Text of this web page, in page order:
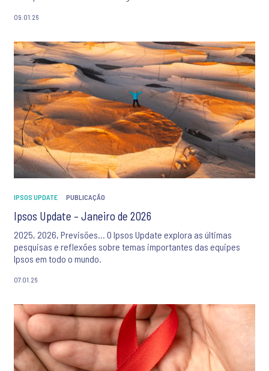
09.01.26
IPSOS UPDATE PUBLICAÇÃO
Ipsos Update – Janeiro de 2026
2025, 2026, Previsões... O Ipsos Update explora as últimas
pesquisas e reflexões sobre temas importantes das equipes
Ipsos em todo o mundo.
07.01.26